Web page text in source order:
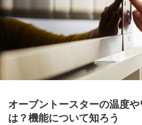
オーブントースターの温度
は？機能について知ろう